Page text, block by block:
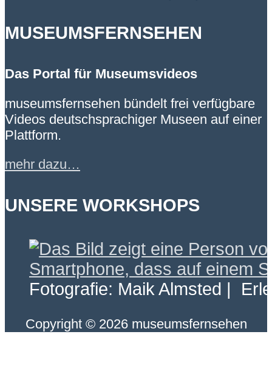
MUSEUMSFERNSEHEN
Das Portal für Museumsvideos
museumsfernsehen bündelt frei verfügbare
Videos deutschsprachiger Museen auf einer
Plattform.
mehr dazu…
UNSERE WORKSHOPS
Fotografie: Maik Almsted |
Copyright © 2026 museumsfernsehen